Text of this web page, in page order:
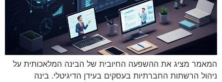
המאמר מציג את ההשפעה החיובית של הבינה המלאכותית על
ניהול הרשתות החברתיות בעסקים בעידן הדיגיטלי. בינה